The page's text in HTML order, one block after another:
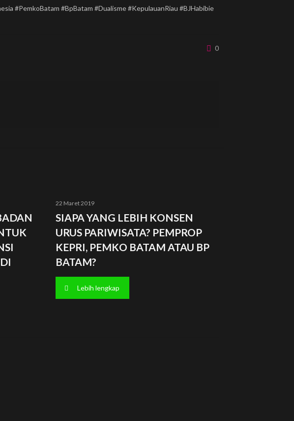
#PemkoBatam #BpBatam #Dualisme #KepulauanRiau #BJHabibie
0
22 Maret 2019
SIAPA YANG LEBIH KONSEN
URUS PARIWISATA? PEMPROP
KEPRI, PEMKO BATAM ATAU BP
BATAM?
Lebih lengkap